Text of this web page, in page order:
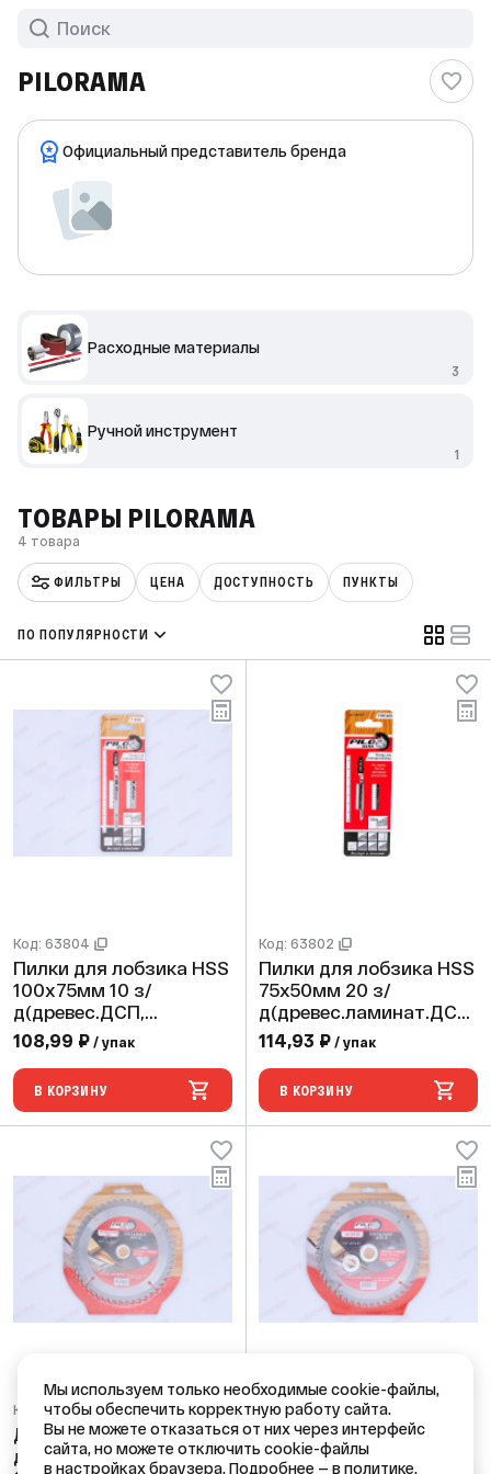
PILORAMA
Официальный представитель бренда
Расходные материалы
3
Ручной инструмент
1
ТОВАРЫ PILORAMA
4 товара
ФИЛЬТРЫ ЦЕНА ДОСТУПНОСТЬ ПУНКТЫ
ПО ПОПУЛЯРНОСТИ
Код: 63804
Пилки для лобзика HSS
100x75мм 10 з/
д(древес.ДСП,
пластмасса.h=4-30мм)
Т101B (2шт/уп)
108,99 ₽ / упак
В КОРЗИНУ
Код: 63802
Пилки для лобзика HSS
75x50мм 20 з/
д(древес.ламинат.ДСП,
пластмасса.h=2-20мм)
Т101AO (2 шт/уп)
114,93 ₽ / упак
В КОРЗИНУ
Код: 63677
Диск пильный по
дереву d165 * 48 зуб *
Код: 63678
Диск пильный по
дереву d185 * 48 зуб *
Мы используем только необходимые cookie-файлы,
чтобы обеспечить корректную работу сайта.
Вы не можете отказаться от них через интерфейс
сайта, но можете отключить cookie-файлы
в настройках браузера. Подробнее — в политике.